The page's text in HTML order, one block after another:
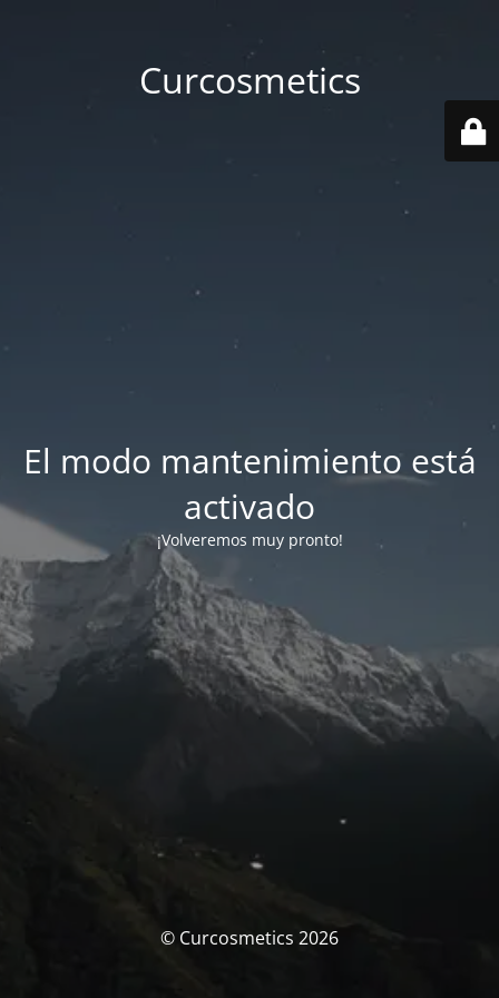
Curcosmetics
El modo mantenimiento está
activado
¡Volveremos muy pronto!
© Curcosmetics 2026